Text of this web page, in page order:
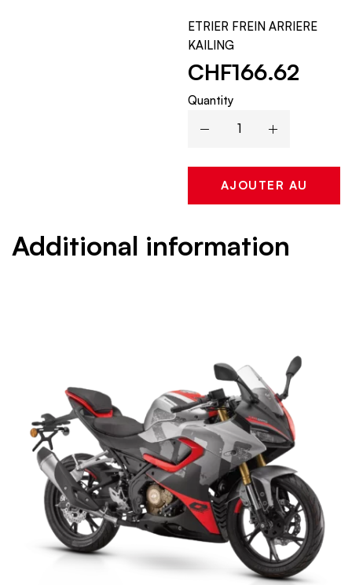
ETRIER FREIN ARRIERE
KAILING
CHF166.62
Quantity
AJOUTER AU
Additional information